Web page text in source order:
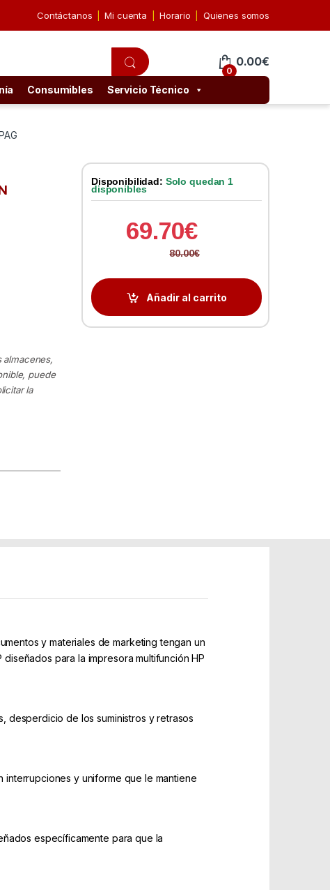
Contáctanos Mi cuenta Horario Quienes somos
0
0.00€
Consumibles Servicio Técnico
almacenes,
puede
la
Disponibilidad: Solo quedan 1
disponibles
69.70€
80.00€
Añadir al carrito
y materiales de marketing tengan un
para la impresora multifunción HP
desperdicio de los suministros y retrasos
y uniforme que le mantiene
específicamente para que la